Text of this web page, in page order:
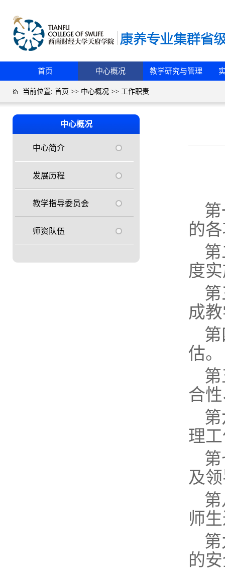
首页 中心概况 教学研究与管理
当前位置: 首页 >> 中心概况 >> 工作职责
中心概况
中心简介
发展历程
教学指导委员会
师资队伍
的
度
成
估。
合
理
及
师
的